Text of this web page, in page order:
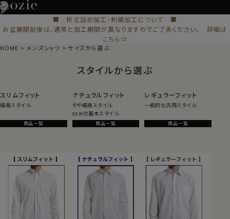
■ 裄丈詰め加工・刺繍加工について ■
お盆期間前後は、通常と加工期間が異なりますのでご了承ください。 詳細は
こちら⇒
HOME メンズシャツ サイズから選ぶ
スタイルから選ぶ
スリムフィット
細身スタイル
商品一覧
ナチュラルフィット
やや細身スタイル
ozieの基本スタイル
商品一覧
レギュラーフィット
一般的な汎用スタイル
商品一覧